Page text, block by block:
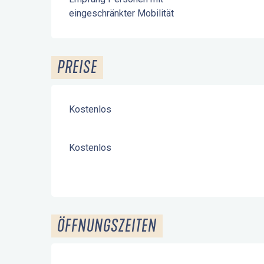
eingeschränkter Mobilität
PREISE
Kostenlos
Kostenlos
ÖFFNUNGSZEITEN